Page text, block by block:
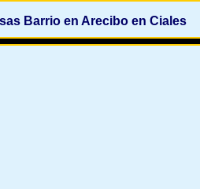
Barrio en Arecibo en Ciales